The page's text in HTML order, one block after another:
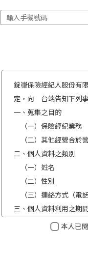
錠嵂保險經紀人股份有
定，向 台端告知下列
一、蒐集之目的
（一）保險經紀業務
（二）其他經營合於
二、個人資料之類別
（一）姓名
（二）性別
（三）連絡方式（電
三、個人資料利用之期
（一）期間：蒐集之
本人已